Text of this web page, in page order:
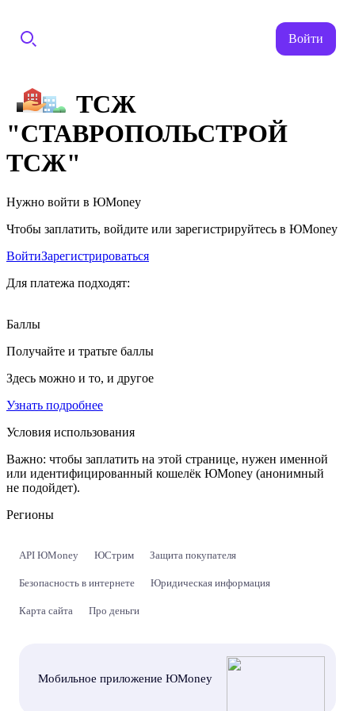
Войти
ТСЖ
"СТАВРОПОЛЬСТРОЙ
ТСЖ"
Нужно войти в ЮMoney
Чтобы заплатить, войдите или зарегистрируйтесь в ЮMoney
ВойтиЗарегистрироваться
Для платежа подходят:
Баллы
Получайте и тратьте баллы
Здесь можно и то, и другое
Узнать подробнее
Условия использования
Важно: чтобы заплатить на этой странице, нужен именной
или идентифицированный кошелёк ЮMoney (анонимный
не подойдет).
Регионы
API ЮMoney ЮСтрим Защита покупателя
Безопасность в интернете Юридическая информация
Карта сайта Про деньги
Мобильное приложение ЮMoney